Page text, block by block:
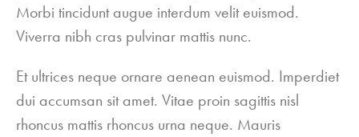
Morbi tincidunt augue interdum velit euismod.
Viverra nibh cras pulvinar mattis nunc.
Et ultrices neque ornare aenean euismod. Imperdiet
dui accumsan sit amet. Vitae proin sagittis nisl
rhoncus mattis rhoncus urna neque. Mauris